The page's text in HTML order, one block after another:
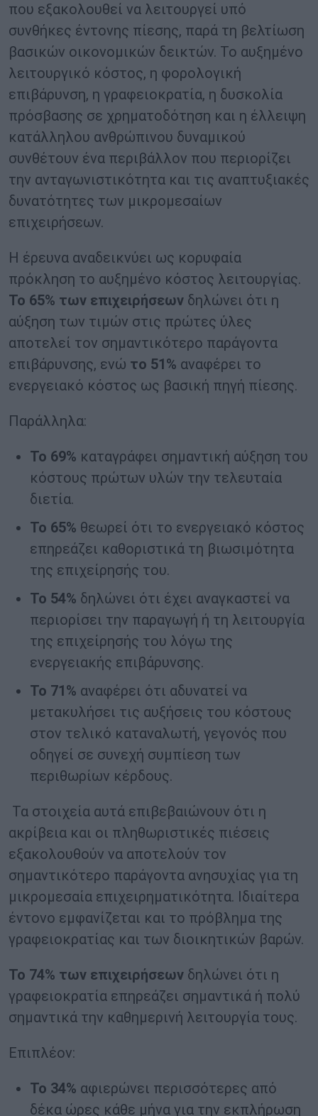
που εξακολουθεί να λειτουργεί υπό
συνθήκες έντονης πίεσης, παρά τη βελτίωση
βασικών οικονομικών δεικτών. Το αυξημένο
λειτουργικό κόστος, η φορολογική
επιβάρυνση, η γραφειοκρατία, η δυσκολία
πρόσβασης σε χρηματοδότηση και η έλλειψη
κατάλληλου ανθρώπινου δυναμικού
συνθέτουν ένα περιβάλλον που περιορίζει
την ανταγωνιστικότητα και τις αναπτυξιακές
δυνατότητες των μικρομεσαίων
επιχειρήσεων.
Η έρευνα αναδεικνύει ως κορυφαία
πρόκληση το αυξημένο κόστος λειτουργίας.
Το 65% των επιχειρήσεων δηλώνει ότι η
αύξηση των τιμών στις πρώτες ύλες
αποτελεί τον σημαντικότερο παράγοντα
επιβάρυνσης, ενώ το 51% αναφέρει το
ενεργειακό κόστος ως βασική πηγή πίεσης.
Παράλληλα:
Το 69% καταγράφει σημαντική αύξηση του
κόστους πρώτων υλών την τελευταία
διετία.
Το 65% θεωρεί ότι το ενεργειακό κόστος
επηρεάζει καθοριστικά τη βιωσιμότητα
της επιχείρησής του.
Το 54% δηλώνει ότι έχει αναγκαστεί να
περιορίσει την παραγωγή ή τη λειτουργία
της επιχείρησής του λόγω της
ενεργειακής επιβάρυνσης.
Το 71% αναφέρει ότι αδυνατεί να
μετακυλήσει τις αυξήσεις του κόστους
στον τελικό καταναλωτή, γεγονός που
οδηγεί σε συνεχή συμπίεση των
περιθωρίων κέρδους.
Τα στοιχεία αυτά επιβεβαιώνουν ότι η
ακρίβεια και οι πληθωριστικές πιέσεις
εξακολουθούν να αποτελούν τον
σημαντικότερο παράγοντα ανησυχίας για τη
μικρομεσαία επιχειρηματικότητα. Ιδιαίτερα
έντονο εμφανίζεται και το πρόβλημα της
γραφειοκρατίας και των διοικητικών βαρών.
Το 74% των επιχειρήσεων δηλώνει ότι η
γραφειοκρατία επηρεάζει σημαντικά ή πολύ
σημαντικά την καθημερινή λειτουργία τους.
Επιπλέον:
Το 34% αφιερώνει περισσότερες από
δέκα ώρες κάθε μήνα για την εκπλήρωση